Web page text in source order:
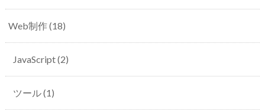
Web制作(18)
JavaScript(2)
ツール(1)